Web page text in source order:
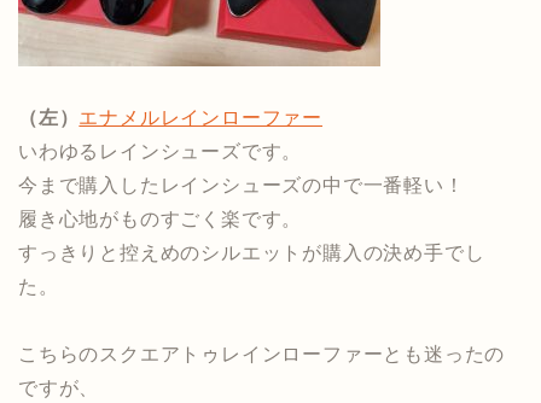
（左） エナメルレインローファー
いわゆるレインシューズです。
今まで購入したレインシューズの中で一番軽い！
履き心地がものすごく楽です。
すっきりと控えめのシルエットが購入の決め手でし
た。
こちらのスクエアトゥレインローファーとも迷ったの
ですが、